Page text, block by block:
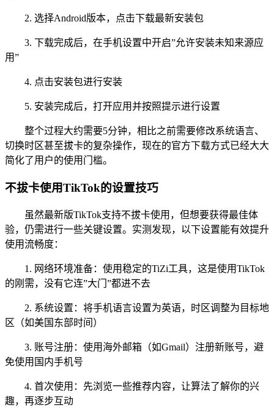
2. 选择Android版本，点击下载最新安装包
3. 下载完成后，在手机设置中开启”允许安装未知来源应
用”
4. 点击安装包进行安装
5. 安装完成后，打开应用并按照提示进行设置
整个过程大约需要5分钟，相比之前需要修改系统语言、
切换时区甚至拔卡的复杂操作，现在的官方下载方式已经大大
简化了用户的使用门槛。
不拔卡使用TikTok的设置技巧
虽然最新版TikTok支持不拔卡使用，但想要获得最佳体
验，仍需进行一些关键设置。实测发现，以下设置能有效提升
使用流畅度：
1. 网络环境准备：使用稳定的TiZi工具，这是使用TikTok
的刚需，没有它连”大门”都进不去
2. 系统设置：将手机语言设置为英语，时区调整为目标地
区（如美国东部时间）
3. 账号注册：使用海外邮箱（如Gmail）注册新账号，避
免使用国内手机号
4. 首次使用：先浏览一些推荐内容，让算法了解你的兴
趣，再逐步互动